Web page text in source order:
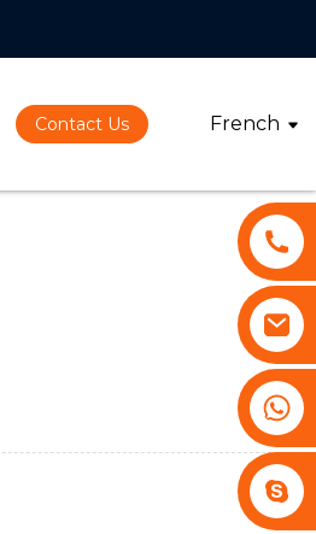
Contact Us French